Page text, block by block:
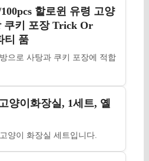
할로윈 유령 고양
쿠키 포장 Trick Or
티 품
으로 사탕과 쿠키 포장에 적합
양이화장실, 1세트, 옐
양이 화장실 세트입니다.